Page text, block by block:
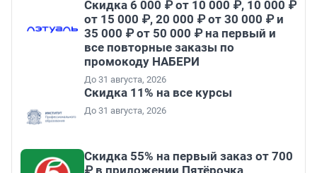
Скидка 6 000 ₽ от 10 000 ₽, 10 000 ₽
от 15 000 ₽, 20 000 ₽ от 30 000 ₽ и
35 000 ₽ от 50 000 ₽ на первый и
все повторные заказы по
промокоду НАБЕРИ
До 31 августа, 2026
Скидка 11% на все курсы
До 31 августа, 2026
Скидка 55% на первый заказ от 700